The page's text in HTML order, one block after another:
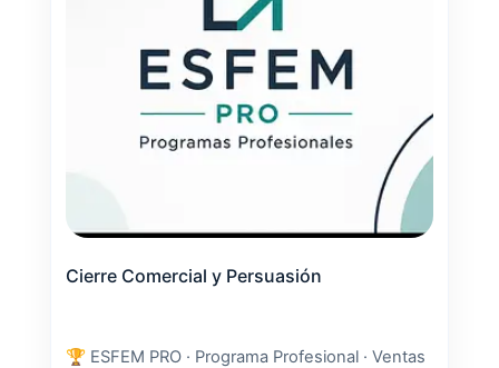
Cierre Comercial y Persuasión
🏆 ESFEM PRO · Programa Profesional · Ventas